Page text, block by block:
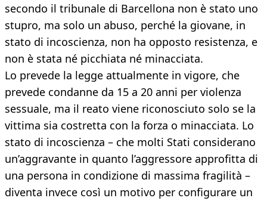
secondo il tribunale di Barcellona non è stato uno
stupro, ma solo un abuso, perché la giovane, in
stato di incoscienza, non ha opposto resistenza, e
non è stata né picchiata né minacciata.
Lo prevede la legge attualmente in vigore, che
prevede condanne da 15 a 20 anni per violenza
sessuale, ma il reato viene riconosciuto solo se la
vittima sia costretta con la forza o minacciata. Lo
stato di incoscienza – che molti Stati considerano
un’aggravante in quanto l’aggressore approfitta di
una persona in condizione di massima fragilità –
diventa invece così un motivo per configurare un